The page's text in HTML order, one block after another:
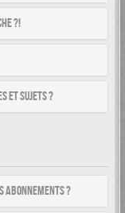
?!
et sujets ?
?